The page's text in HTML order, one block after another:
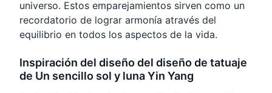
universo. Estos emparejamientos sirven como un
recordatorio de lograr armonía através del
equilibrio en todos los aspectos de la vida.
Inspiración del diseño del diseño de tatuaje
de Un sencillo sol y luna Yin Yang